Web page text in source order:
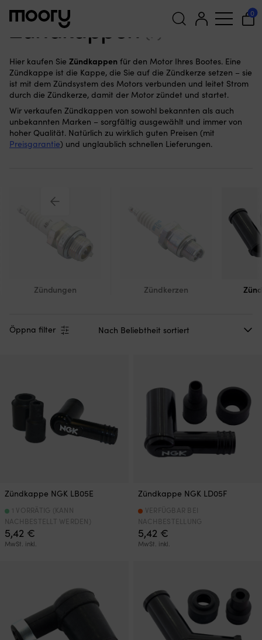
nach:
0
Zündkappen
Hier kaufen Sie Zündkappen für den Motor Ihres Bootes. Eine
Zündkappe ist die Kappe, die Sie auf die Zündkerze setzen – sie
ist mit dem Zündsystem des Motors verbunden und leitet Strom
durch die Zündkerze, damit der Motor zündet und startet.
Wir verkaufen Zündkappen von sowohl bekannten als auch
unbekannten Marken – sorgfältig ausgewählt und immer von
hoher Qualität. Natürlich zu wirklich guten Preisen (mit
Preisgarantie) und unglaublich schnellen Lieferungen.
Zündungen Zündkerzen
Öppna filter
Zündkappe NGK LB05E
5,42 €
MwSt. inkl.
1 VORRÄTIG (KANN
NACHBESTELLT WERDEN)
Zündkappe NGK LD05F
5,42 €
MwSt. inkl.
VERFÜGBAR BEI
NACHBESTELLUNG